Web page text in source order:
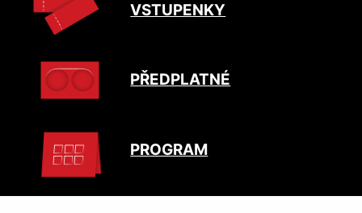
VSTUPENKY
PŘEDPLATNÉ
PROGRAM